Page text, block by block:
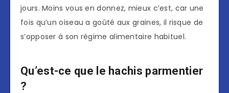
jours. Moins vous en donnez, mieux c’est, car une
fois qu’un oiseau a goûté aux graines, il risque de
s’opposer à son régime alimentaire habituel.
Qu’est-ce que le hachis parmentier
?